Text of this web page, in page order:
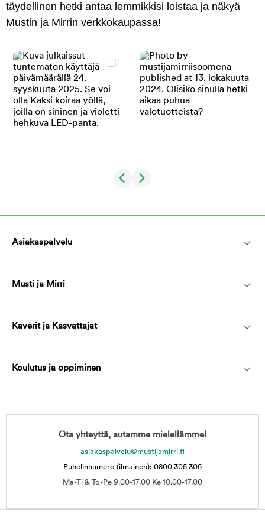
täydellinen hetki antaa lemmikkisi loistaa ja näkyä
Mustin ja Mirrin verkkokaupassa!
Asiakaspalvelu
Musti ja Mirri
Kaverit ja Kasvattajat
Koulutus ja oppiminen
Ota yhteyttä, autamme mielellämme!
asiakaspalvelu@mustijamirri.fi
Puhelinnumero (ilmainen): 0800 305 305
Ma-Ti & To-Pe 9.00-17.00 Ke 10.00-17.00